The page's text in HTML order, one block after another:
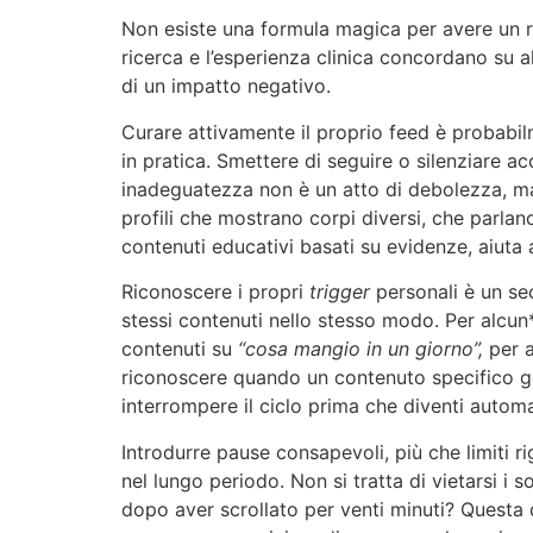
Non esiste una formula magica per avere
ricerca e l’esperienza clinica concordano
di un impatto negativo.
Curare attivamente il proprio feed è
in pratica. Smettere di seguire o silenziare
inadeguatezza non è un atto di debolezza,
profili che mostrano corpi diversi, che
contenuti educativi basati su evidenze,
Riconoscere i propri triggerpersonali è un
stessi contenuti nello stesso modo. Per
contenuti su “cosa mangio in un giorno”, per
riconoscere quando un contenuto specifico
interrompere il ciclo prima che diventi
Introdurre pause consapevoli, più che limiti
nel lungo periodo. Non si tratta di vietarsi i
dopo aver scrollato per venti minuti?